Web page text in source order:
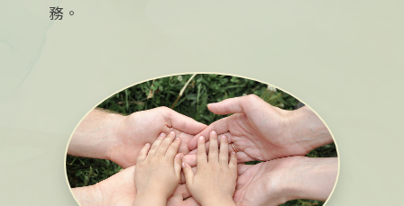
務。